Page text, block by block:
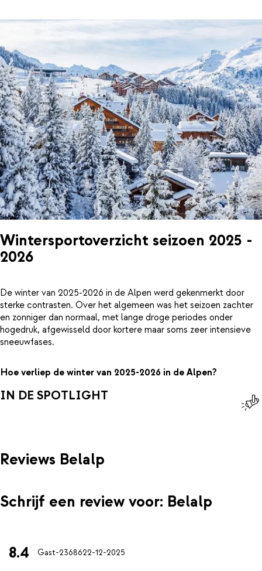
Wintersportoverzicht seizoen 2025 -
2026
De winter van 2025-2026 in de Alpen werd gekenmerkt door
sterke contrasten. Over het algemeen was het seizoen zachter
en zonniger dan normaal, met lange droge periodes onder
hogedruk, afgewisseld door kortere maar soms zeer intensieve
sneeuwfases.
Hoe verliep de winter van 2025-2026 in de Alpen?
IN DE SPOTLIGHT
Reviews Belalp
Schrijf een review voor: Belalp
8.4 Gast-2368622-12-2025